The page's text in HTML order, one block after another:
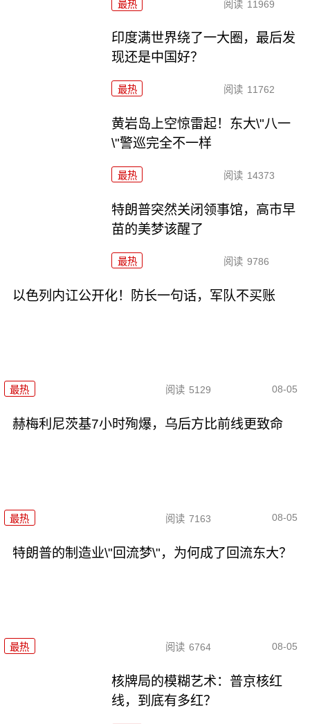
最热 阅读 11969
印度满世界绕了一大圈，最后发
现还是中国好？
最热 阅读 11762
黄岩岛上空惊雷起！东大\"八一
\"警巡完全不一样
最热 阅读 14373
特朗普突然关闭领事馆，高市早
苗的美梦该醒了
最热 阅读 9786
以色列内讧公开化！防长一句话，军队不买账
最热 阅读 5129 08-05
赫梅利尼茨基7小时殉爆，乌后方比前线更致命
最热 阅读 7163 08-05
特朗普的制造业\"回流梦\"，为何成了回流东大？
最热 阅读 6764 08-05
核牌局的模糊艺术：普京核红
线，到底有多红？